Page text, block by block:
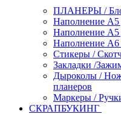
ПЛАНЕРЫ /
Наполнение А5
Наполнение А5
Наполнение А6
Стикеры /
Закладки /
Дыроколы /
планеров
Маркеры /
СКРАПБУКИНГ